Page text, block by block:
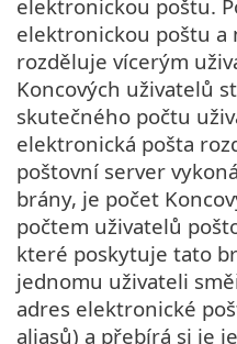
elektronickou poštu.
elektronickou poštu a
rozděluje vícerým
Koncových uživatelů
skutečného počtu
elektronická pošta
poštovní server
brány, je počet
počtem uživatelů
které poskytuje tato
jednomu uživateli
adres elektronické
aliasů) a přebírá si je